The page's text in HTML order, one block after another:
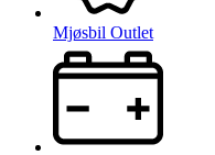
Mjøsbil Outlet